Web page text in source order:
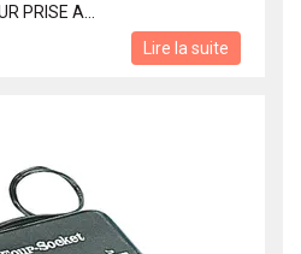
PRISE A...
Lire la suite